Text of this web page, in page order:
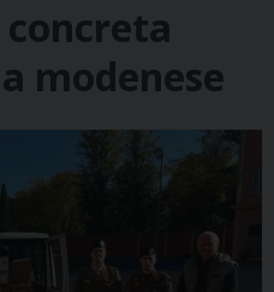
modenese